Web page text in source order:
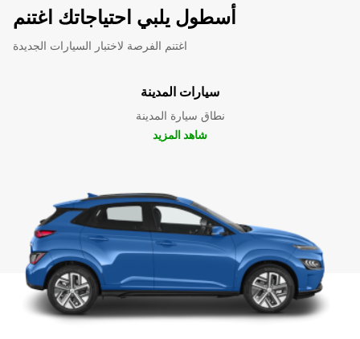
أسطول يلبي احتياجاتك اغتنم
اغتنم الفرصة لاختبار السيارات الجديدة
سيارات المدينة
نطاق سيارة المدينة
شاهد المزيد